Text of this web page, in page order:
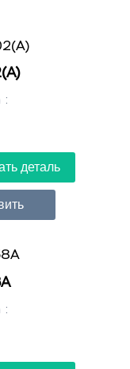
:
деталь
: